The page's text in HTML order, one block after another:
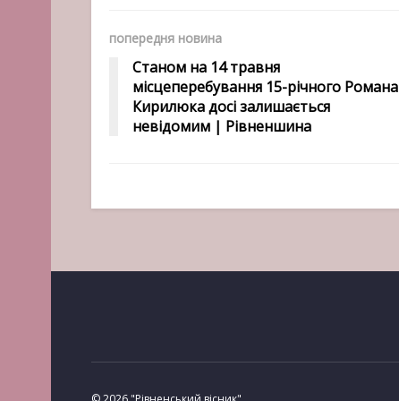
попередня новина
Станом на 14 травня
місцеперебування 15-річного Романа
Кирилюка досі залишається
невідомим | Рівненшина